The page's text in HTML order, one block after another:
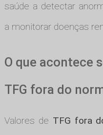
saúde a detectar
a monitorar doenças
O que acontece
TFG fora do
Valores de TFG fora